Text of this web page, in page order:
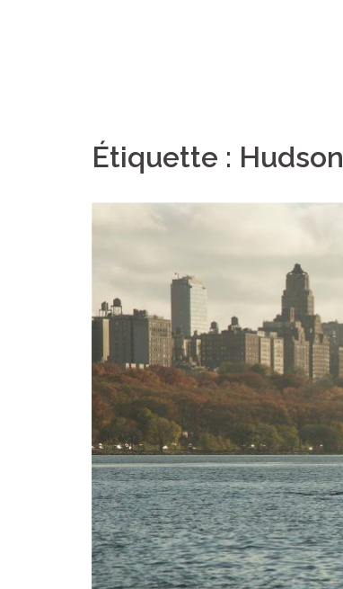
Étiquette : Hudson